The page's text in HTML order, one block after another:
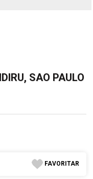
SAO PAULO
FAVORITAR